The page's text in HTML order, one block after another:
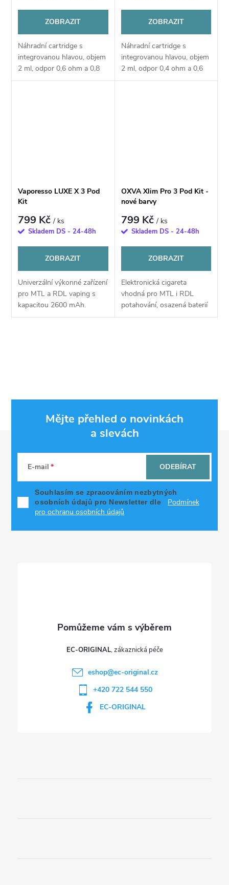
ZOBRAZIT
Náhradní cartridge s
integrovanou hlavou, objem
2 ml, odpor 0,6 ohm a 0,8
ohm, mesh pletivo, spodní
ZOBRAZIT
Náhradní cartridge s
integrovanou hlavou, objem
2 ml, odpor 0,4 ohm a 0,6
ohm, dual mesh pletivo,
Vaporesso LUXE X 3 Pod
Kit
799 Kč/ ks
Skladem DS - 24-48h
ZOBRAZIT
Univerzální výkonné zařízení
pro MTL a RDL vaping s
kapacitou 2600 mAh.
Disponuje přehledným
OXVA Xlim Pro 3 Pod Kit -
nové barvy
799 Kč/ ks
Skladem DS - 24-48h
ZOBRAZIT
Elektronická cigareta
vhodná pro MTL i RDL
potahování, osazená baterií
o kapacitě 1500 mAh a
a
í
p
r
Mějte přehled o novinkách
a slevách
E-mail
Souhlasím se zpracováním nezbytných
osobních údajů pro Newsletter dle
Podmínek
pro ochranu osobních údajů
ODEBÍRAT
EC-ORIGINAL
eshop@ec-original.cz
+420 722 544 550
EC-ORIGINAL